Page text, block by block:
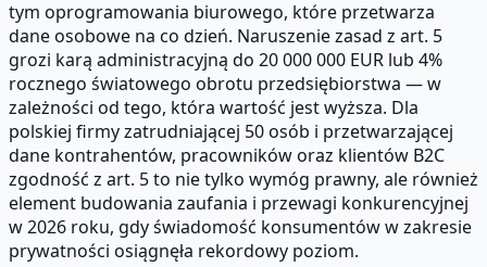
tym oprogramowania biurowego, które przetwarza
dane osobowe na co dzień. Naruszenie zasad z art. 5
grozi karą administracyjną do 20 000 000 EUR lub 4%
rocznego światowego obrotu przedsiębiorstwa — w
zależności od tego, która wartość jest wyższa. Dla
polskiej firmy zatrudniającej 50 osób i przetwarzającej
dane kontrahentów, pracowników oraz klientów B2C
zgodność z art. 5 to nie tylko wymóg prawny, ale również
element budowania zaufania i przewagi konkurencyjnej
w 2026 roku, gdy świadomość konsumentów w zakresie
prywatności osiągnęła rekordowy poziom.